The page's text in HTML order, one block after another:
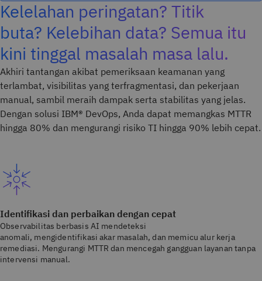
Kelelahan peringatan? Titik
buta? Kelebihan data? Semua itu
kini tinggal masalah masa lalu.
Akhiri tantangan akibat pemeriksaan keamanan yang
terlambat, visibilitas yang terfragmentasi, dan pekerjaan
manual, sambil meraih dampak serta stabilitas yang jelas.
Dengan solusi IBM® DevOps, Anda dapat memangkas MTTR
hingga 80% dan mengurangi risiko TI hingga 90% lebih cepat.
Identifikasi dan perbaikan dengan cepat
Observabilitas berbasis AI mendeteksi
anomali, mengidentifikasi akar masalah, dan memicu alur kerja
remediasi. Mengurangi MTTR dan mencegah gangguan layanan tanpa
intervensi manual.